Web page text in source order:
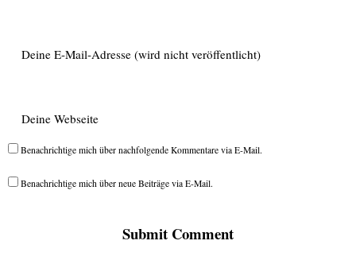
Benachrichtige mich über nachfolgende Kommentare via E-Mail.
Benachrichtige mich über neue Beiträge via E-Mail.